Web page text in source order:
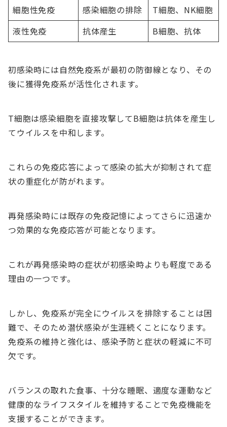
細胞性免疫
感染細胞の排除
T細胞、NK細胞
液性免疫
抗体産生 B細胞、抗体
初感染時には自然免疫系が最初の防御線となり、その
後に獲得免疫系が活性化されます。
T細胞は感染細胞を直接攻撃してB細胞は抗体を産生し
てウイルスを中和します。
これらの免疫応答によって感染の拡大が抑制されて症
状の重症化が防がれます。
再発感染時には既存の免疫記憶によってさらに迅速か
つ効果的な免疫応答が可能となります。
これが再発感染時の症状が初感染時よりも軽度である
理由の一つです。
しかし、免疫系が完全にウイルスを排除することは困
難で、そのため潜伏感染が生涯続くことになります。
免疫系の維持と強化は、感染予防と症状の軽減に不可
欠です。
バランスの取れた食事、十分な睡眠、適度な運動など
健康的なライフスタイルを維持することで免疫機能を
支援することができます。